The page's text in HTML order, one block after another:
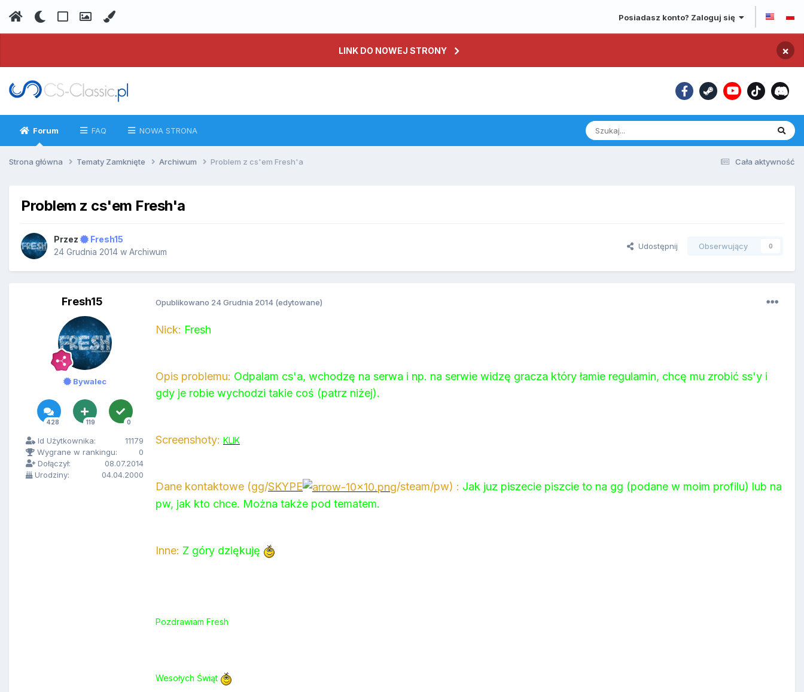
Posiadasz konto? Zaloguj się
LINK DO NOWEJ STRONY ×
Forum FAQ NOWA STRONA
Cała aktywność
Strona główna Tematy Zamknięte Archiwum Problem z cs'em Fresh'a
Problem z cs'em Fresh'a
Przez
Fresh15
24 Grudnia 2014 w Archiwum
Udostępnij Obserwujący 0
Fresh15
Bywalec
428 119 0
Id Użytkownika:
11179
Wygrane w rankingu:
0
Dołączył:
08.07.2014
Urodziny:
04.04.2000
Opublikowano 24 Grudnia 2014 (edytowane)
Nick: Fresh
Opis problemu: Odpalam cs'a, wchodzę na serwa i np. na serwie widzę gracza który łamie regulamin, chcę mu zrobić ss'y i
gdy je robie wychodzi takie coś (patrz niżej).
Screenshoty: KLIK
Dane kontaktowe (gg/SKYPE /steam/pw) : Jak juz piszecie piszcie to na gg (podane w moim profilu) lub na
pw, jak kto chce. Można także pod tematem.
Inne: Z góry dziękuję
Pozdrawiam Fresh
Wesołych Świąt